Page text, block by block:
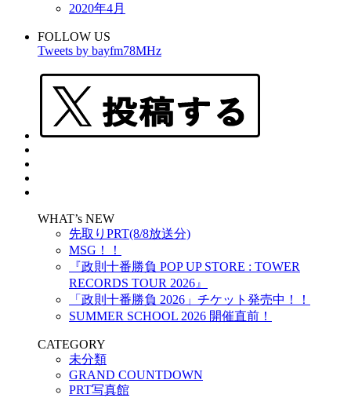
2020年4月
FOLLOW US
Tweets by bayfm78MHz
WHAT’s NEW
先取りPRT(8/8放送分)
MSG！！
『政則⼗番勝負 POP UP STORE : TOWER
RECORDS TOUR 2026』
「政則十番勝負 2026」チケット発売中！！
SUMMER SCHOOL 2026 開催直前！
CATEGORY
未分類
GRAND COUNTDOWN
PRT写真館